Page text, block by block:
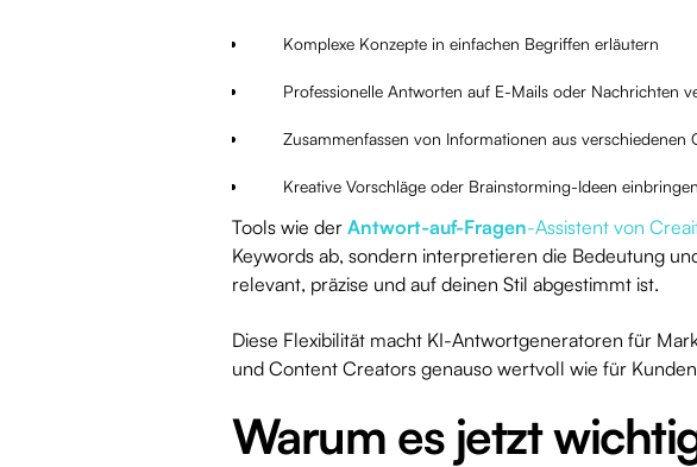
Komplexe Konzepte in einfachen Begriffen erläutern
Professionelle Antworten auf E-Mails oder Nachrichten
Zusammenfassen von Informationen aus verschiedenen
Kreative Vorschläge oder Brainstorming-Ideen
Tools wie der Antwort-auf-Fragen-Assistent von
Keywords ab, sondern interpretieren die Bedeutung
relevant, präzise und auf deinen Stil abgestimmt ist.
Diese Flexibilität macht KI-Antwortgeneratoren für
und Content Creators genauso wertvoll wie für
Warum es jetzt